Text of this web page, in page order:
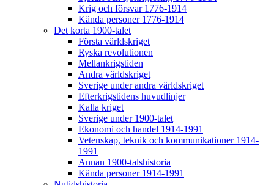
Krig och försvar 1776-1914
Kända personer 1776-1914
Det korta 1900-talet
Första världskriget
Ryska revolutionen
Mellankrigstiden
Andra världskriget
Sverige under andra världskriget
Efterkrigstidens huvudlinjer
Kalla kriget
Sverige under 1900-talet
Ekonomi och handel 1914-1991
Vetenskap, teknik och kommunikationer 1914-
1991
Annan 1900-talshistoria
Kända personer 1914-1991